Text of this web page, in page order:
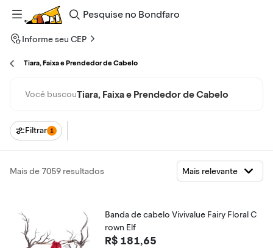
Pesquise
Bondfaro
Informe seu CEP
Tiara, Faixa e Prendedor de Cabelo
Você buscouTiara, Faixa e Prendedor de Cabelo
Filtrar 1
Mais de 7059 resultados
Banda de cabelo Vivivalue Fairy Floral C
rown Elf
R$ 181,65